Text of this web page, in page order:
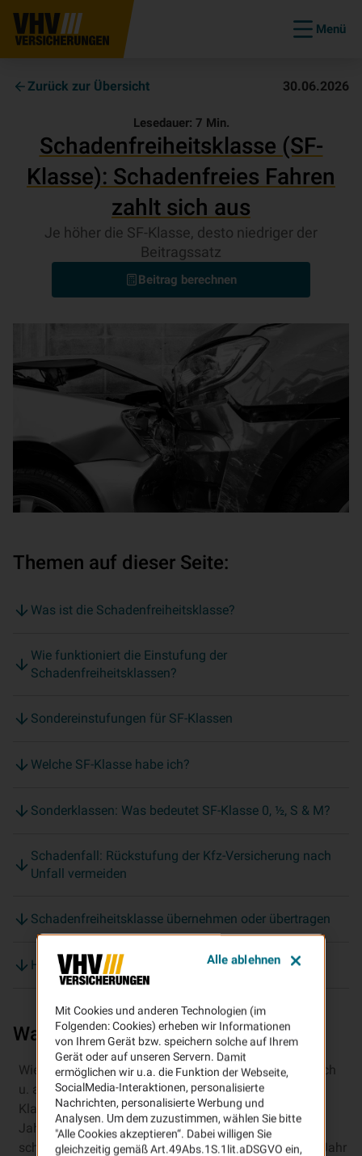
Menü
Zurück zur Übersicht 30.06.2026
Lesedauer: 7 Min.
Schaden­frei­heits­klasse (SF-
Klasse): Schadenfreies Fahren
zahlt sich aus
Je höher die SF-Klasse, desto niedriger der
Beitragssatz
Beitrag berechnen
Themen auf dieser Seite:
Was ist die Schadenfreiheitsklasse?
Wie funktioniert die Einstufung der
Schadenfreiheitsklassen?
Sondereinstufungen für SF-Klassen
Welche SF-Klasse habe ich?
Sonderklassen: Was bedeutet SF-Klasse 0, ½, S & M?
Schadenfall: Rückstufung der Kfz-Versicherung nach
Unfall vermeiden
Schadenfreiheitsklasse übernehmen oder übertragen
Häufige Fragen zur Schadensfreiheitsklasse
Was ist die Schadenfreiheitsklasse?
Wie viel Sie für Ihre Kfz-Versicherung zahlen, richtet sich
u. a. danach, in welche Schadenfreiheitsklasse (SF-
Klasse) ­Sie eingestuft sind. Also nach der Anzahl an
Jahren, die Sie als Versicherungsnehmer Ihr Fahrzeug
schadenfrei versichert haben. Für jedes schadenfreie Jahr
Mit Cookies und anderen Technologien (im
Folgenden: Cookies) erheben wir Informationen
von Ihrem Gerät bzw. speichern solche auf Ihrem
Gerät oder auf unseren Servern. Damit
ermöglichen wir u.a. die Funktion der Webseite,
SocialMedia-Interaktionen, personalisierte
Nachrichten, personalisierte Werbung und
Analysen. Um dem zuzustimmen, wählen Sie bitte
"Alle Cookies akzeptieren“. Dabei willigen Sie
gleichzeitig gemäß Art.49Abs.1S.1lit.aDSGVO ein,
Alle ablehnen